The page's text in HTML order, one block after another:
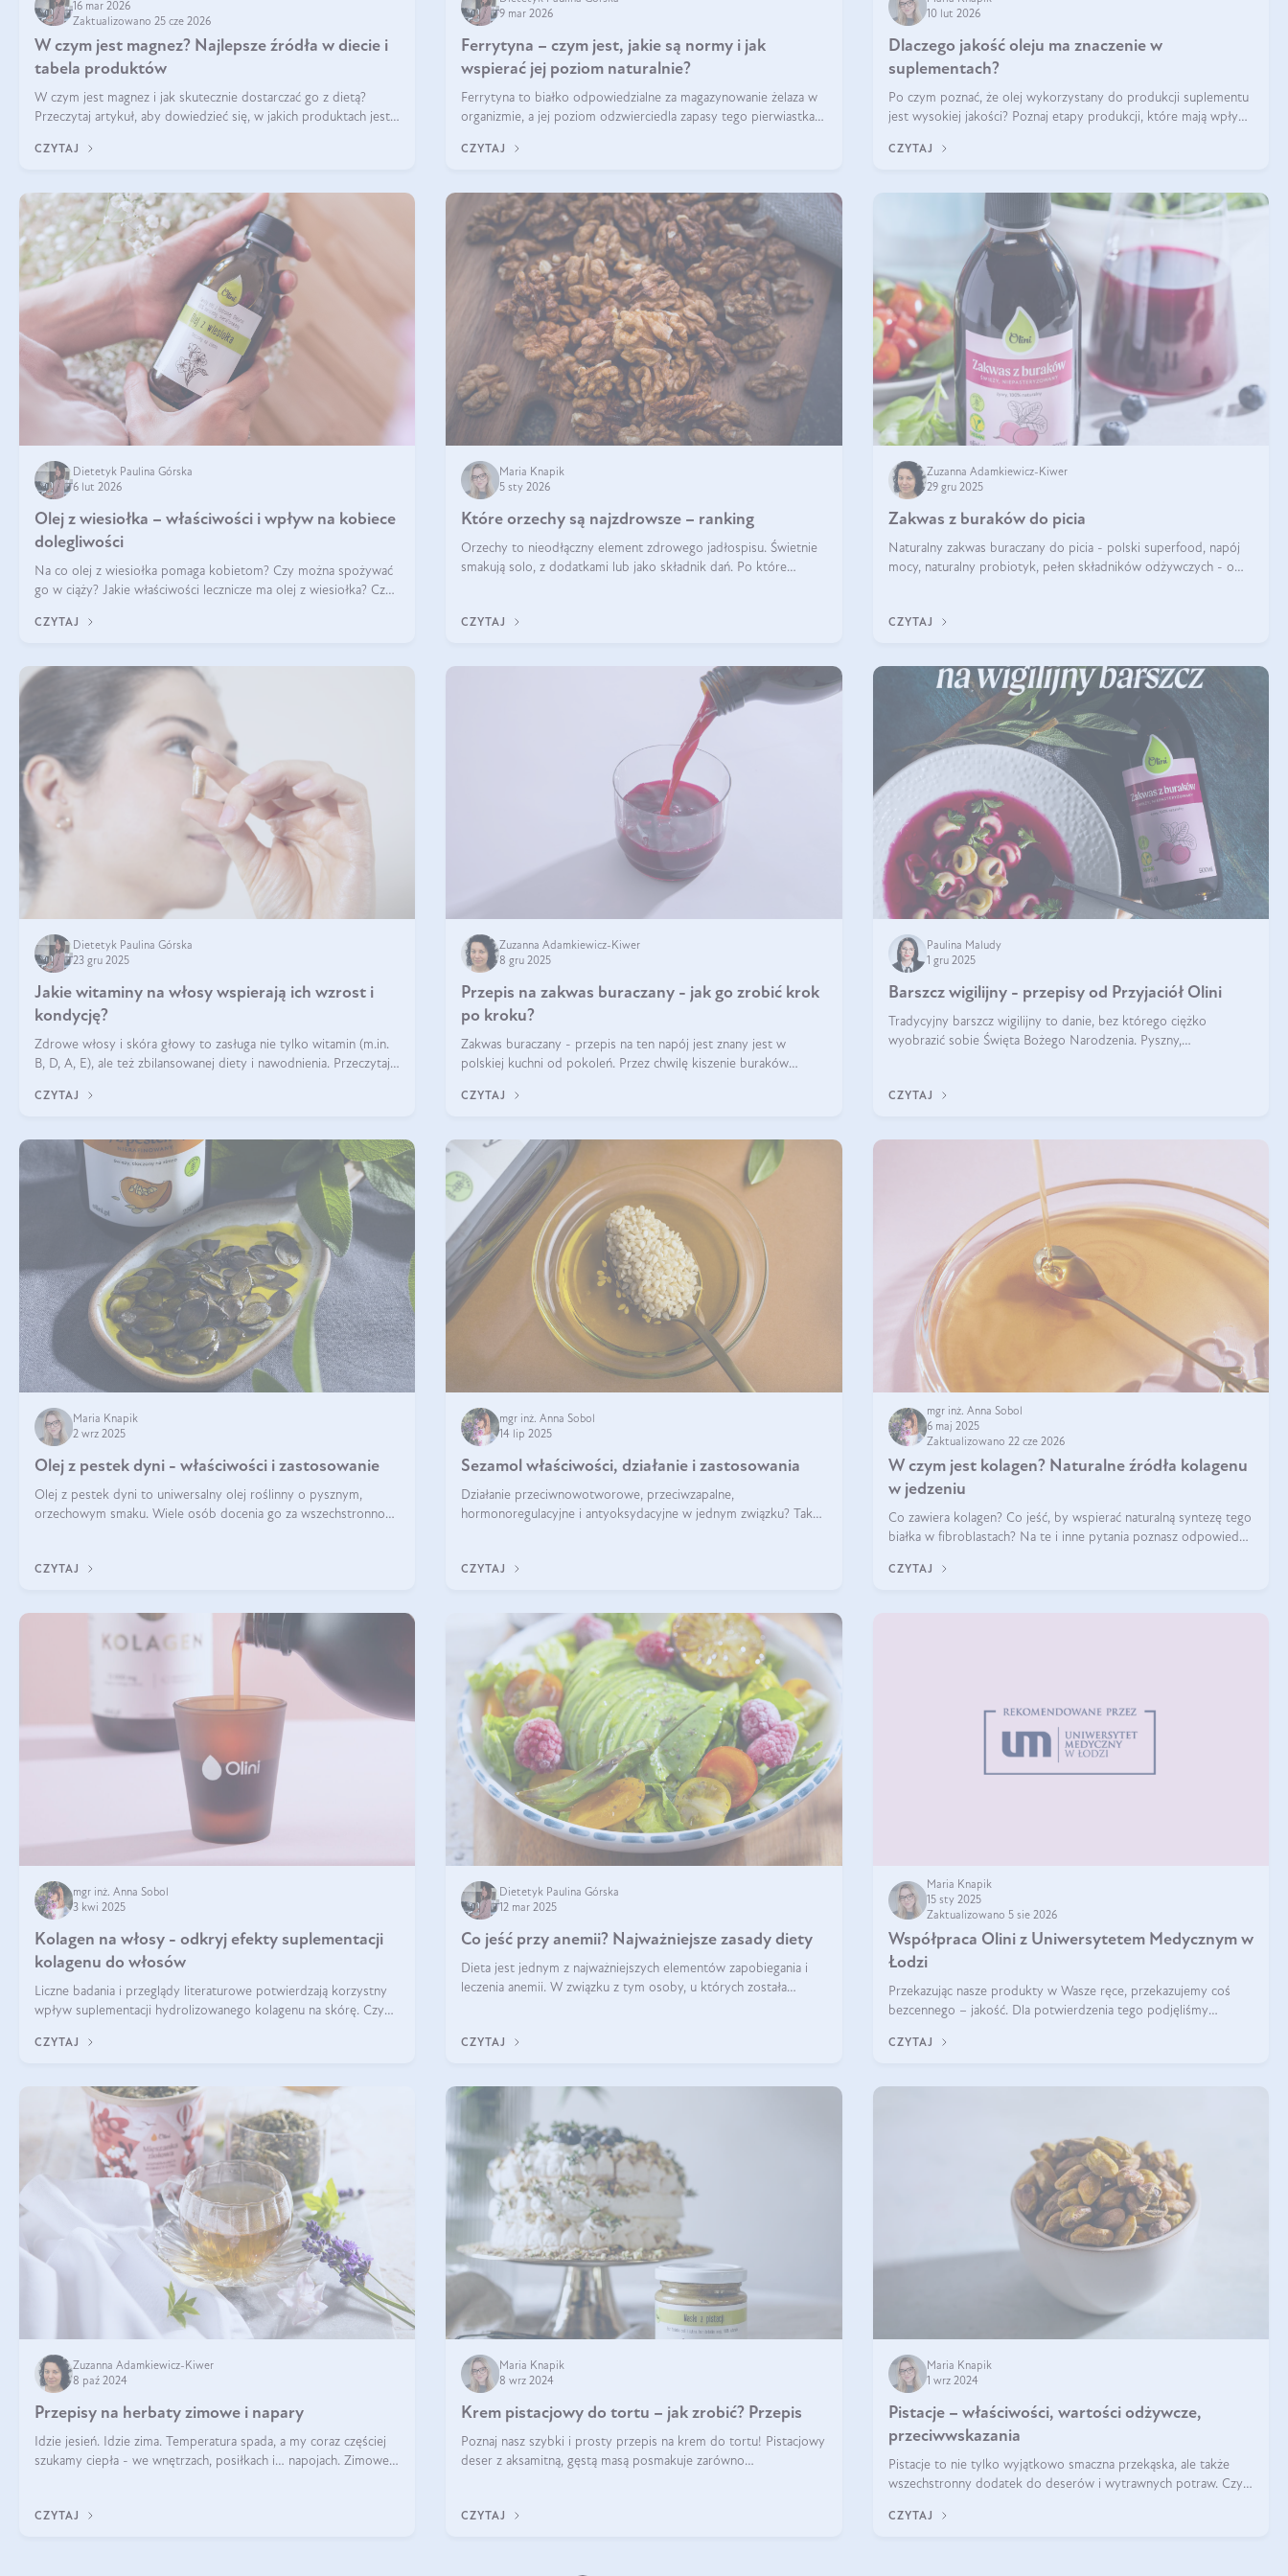
16 mar 2026
Zaktualizowano 25 cze 2026
W czym jest magnez? Najlepsze źródła w diecie i
tabela produktów
W czym jest magnez i jak skutecznie dostarczać go z dietą?
Przeczytaj artykuł, aby dowiedzieć się, w jakich produktach jest
CZYTAJ
9 mar 2026
Ferrytyna – czym jest, jakie są normy i jak
wspierać jej poziom naturalnie?
Ferrytyna to białko odpowiedzialne za magazynowanie żelaza w
organizmie, a jej poziom odzwierciedla zapasy tego pierwiastka.
ferrytyny daje objawy, które mogą utrudniać codzienne
CZYTAJ
10 lut 2026
Dlaczego jakość oleju ma znaczenie w
suplementach?
Po czym poznać, że olej wykorzystany do produkcji suplementu
jest wysokiej jakości? Poznaj etapy produkcji, które mają wpływ
CZYTAJ
Dietetyk Paulina Górska
6 lut 2026
Olej z wiesiołka – właściwości i wpływ na kobiece
dolegliwości
Na co olej z wiesiołka pomaga kobietom? Czy można spożywać
go w ciąży? Jakie właściwości lecznicze ma olej z wiesiołka? Czy
efekty? Jaka jes
CZYTAJ
Maria Knapik
5 sty 2026
Które orzechy są najzdrowsze – ranking
Orzechy to nieodłączny element zdrowego jadłospisu. Świetnie
smakują solo, z dodatkami lub jako składnik dań. Po które
CZYTAJ
Zuzanna Adamkiewicz-Kiwer
29 gru 2025
Zakwas z buraków do picia
Naturalny zakwas buraczany do picia - polski superfood, napój
mocy, naturalny probiotyk, pełen składników odżywczych - o
CZYTAJ
Dietetyk Paulina Górska
23 gru 2025
Jakie witaminy na włosy wspierają ich wzrost i
kondycję?
Zdrowe włosy i skóra głowy to zasługa nie tylko witamin (m.in.
B, D, A, E), ale też zbilansowanej diety i nawodnienia. Przeczytaj
wypadanie włosów.
CZYTAJ
Zuzanna Adamkiewicz-Kiwer
8 gru 2025
Przepis na zakwas buraczany - jak go zrobić krok
po kroku?
Zakwas buraczany - przepis na ten napój jest znany jest w
polskiej kuchni od pokoleń. Przez chwilę kiszenie buraków
na fali popularności na
CZYTAJ
Paulina Maludy
1 gru 2025
Barszcz wigilijny - przepisy od Przyjaciół Olini
Tradycyjny barszcz wigilijny to danie, bez którego ciężko
wyobrazić sobie Święta Bożego Narodzenia. Pyszny,
CZYTAJ
Maria Knapik
2 wrz 2025
Olej z pestek dyni - właściwości i zastosowanie
Olej z pestek dyni to uniwersalny olej roślinny o pysznym,
orzechowym smaku. Wiele osób docenia go za wszechstronność,
CZYTAJ
mgr inż. Anna Sobol
14 lip 2025
Sezamol właściwości, działanie i zastosowania
Działanie przeciwnowotworowe, przeciwzapalne,
hormonoregulacyjne i antyoksydacyjne w jednym związku? Tak
swojej diety — być może to pierwsza ok
CZYTAJ
mgr inż. Anna Sobol
6 maj 2025
Zaktualizowano 22 cze 2026
W czym jest kolagen? Naturalne źródła kolagenu
w jedzeniu
Co zawiera kolagen? Co jeść, by wspierać naturalną syntezę tego
białka w fibroblastach? Na te i inne pytania poznasz odpowiedź
CZYTAJ
mgr inż. Anna Sobol
3 kwi 2025
Kolagen na włosy - odkryj efekty suplementacji
kolagenu do włosów
Liczne badania i przeglądy literaturowe potwierdzają korzystny
wpływ suplementacji hydrolizowanego kolagenu na skórę. Czy
CZYTAJ
Dietetyk Paulina Górska
12 mar 2025
Co jeść przy anemii? Najważniejsze zasady diety
Dieta jest jednym z najważniejszych elementów zapobiegania i
leczenia anemii. W związku z tym osoby, u których została
CZYTAJ
Maria Knapik
15 sty 2025
Zaktualizowano 5 sie 2026
Współpraca Olini z Uniwersytetem Medycznym w
Łodzi
Przekazując nasze produkty w Wasze ręce, przekazujemy coś
bezcennego – jakość. Dla potwierdzenia tego podjęliśmy
regularnie badają nasze oleje,
CZYTAJ
Zuzanna Adamkiewicz-Kiwer
8 paź 2024
Przepisy na herbaty zimowe i napary
Idzie jesień. Idzie zima. Temperatura spada, a my coraz częściej
szukamy ciepła - we wnętrzach, posiłkach i… napojach. Zimowe
CZYTAJ
Maria Knapik
8 wrz 2024
Krem pistacjowy do tortu – jak zrobić? Przepis
Poznaj nasz szybki i prosty przepis na krem do tortu! Pistacjowy
deser z aksamitną, gęstą masą posmakuje zarówno
CZYTAJ
Maria Knapik
1 wrz 2024
Pistacje – właściwości, wartości odżywcze,
przeciwwskazania
Pistacje to nie tylko wyjątkowo smaczna przekąska, ale także
wszechstronny dodatek do deserów i wytrawnych potraw. Czy
każdy może się ni
CZYTAJ